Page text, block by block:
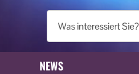
NEWS